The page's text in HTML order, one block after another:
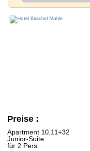
Preise :
Apartment 10,11+32
Junior-Suite
für 2 Pers.